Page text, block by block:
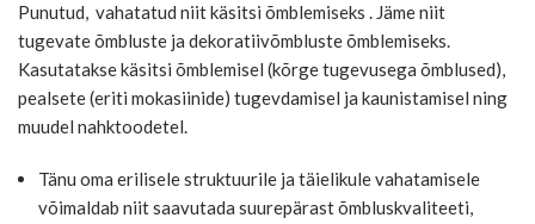
Punutud, vahatatud niit käsitsi õmblemiseks . Jäme niit
tugevate õmbluste ja dekoratiivõmbluste õmblemiseks.
Kasutatakse käsitsi õmblemisel (kõrge tugevusega õmblused),
pealsete (eriti mokasiinide) tugevdamisel ja kaunistamisel ning
muudel nahktoodetel.
Tänu oma erilisele struktuurile ja täielikule vahatamisele
võimaldab niit saavutada suurepärast õmbluskvaliteeti,